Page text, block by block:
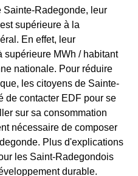
Sainte-Radegonde, leur
supérieure à la
En effet, leur
supérieure MWh / habitant
nationale. Pour réduire
les citoyens de Sainte-
de contacter EDF pour se
sur sa consommation
nécessaire de composer
Plus d'explications
les Saint-Radegondois
durable.